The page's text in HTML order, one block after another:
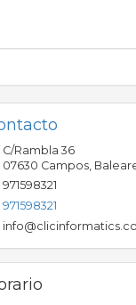
C/Rambla 36
07630 Campos,
971598321
971598321